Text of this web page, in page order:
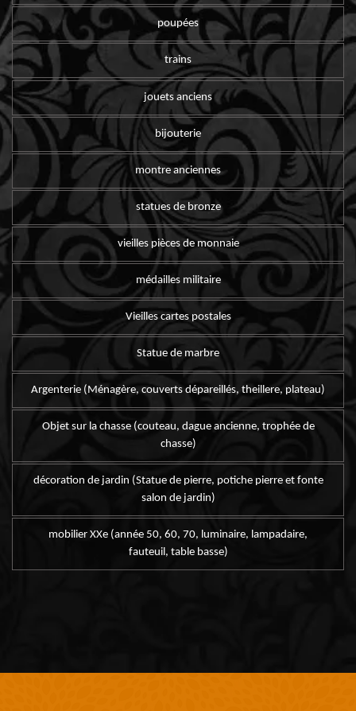
poupées
trains
jouets anciens
bijouterie
montre anciennes
statues de bronze
vieilles pièces de monnaie
médailles militaire
Vieilles cartes postales
Statue de marbre
Argenterie (Ménagère, couverts dépareillés, theillere, plateau)
Objet sur la chasse (couteau, dague ancienne, trophée de
chasse)
décoration de jardin (Statue de pierre, potiche pierre et fonte
salon de jardin)
mobilier XXe (année 50, 60, 70, luminaire, lampadaire,
fauteuil, table basse)